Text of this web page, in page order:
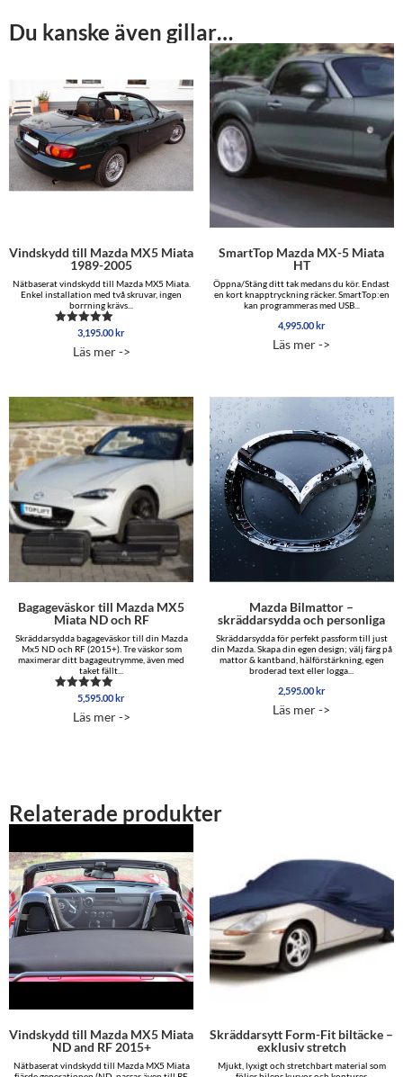
Du kanske även gillar…
Vindskydd till Mazda MX5 Miata
1989-2005
Nätbaserat vindskydd till Mazda MX5 Miata.
Enkel installation med två skruvar, ingen
borrning krävs...
Betygsatt
av 5
3,195.00 kr
Läs mer ->
SmartTop Mazda MX-5 Miata
HT
Öppna/Stäng ditt tak medans du kör. Endast
en kort knapptryckning räcker. SmartTop:en
kan programmeras med USB...
4,995.00 kr
Läs mer ->
Bagageväskor till Mazda MX5
Miata ND och RF
Skräddarsydda bagageväskor till din Mazda
Mx5 ND och RF (2015+). Tre väskor som
maximerar ditt bagageutrymme, även med
taket fällt...
Betygsatt
av 5
5,595.00kr
Läs mer ->
Mazda Bilmattor –
skräddarsydda och personliga
Skräddarsydda för perfekt passform till just
din Mazda. Skapa din egen design; välj färg på
mattor & kantband, hälförstärkning, egen
broderad text eller logga...
2,595.00kr
Läs mer ->
Relaterade produkter
Vindskydd till Mazda MX5 Miata
ND and RF 2015+
Nätbaserat vindskydd till Mazda MX5 Miata
Skräddarsytt Form-Fit biltäcke –
exklusiv stretch
Mjukt, lyxigt och stretchbart material som